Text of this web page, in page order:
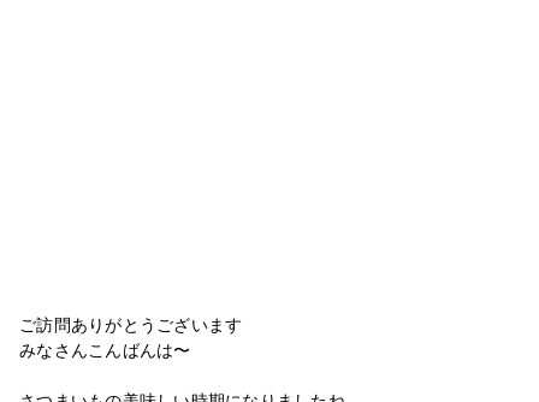
ご訪問ありがとうございます
みなさんこんばんは〜